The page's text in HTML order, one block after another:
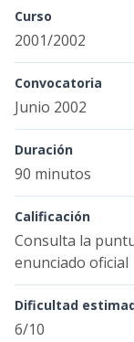
Curso
2001/2002
Convocatoria
Junio 2002
Duración
90 minutos
Calificación
Consulta la
enunciado oficial
Dificultad
6/10